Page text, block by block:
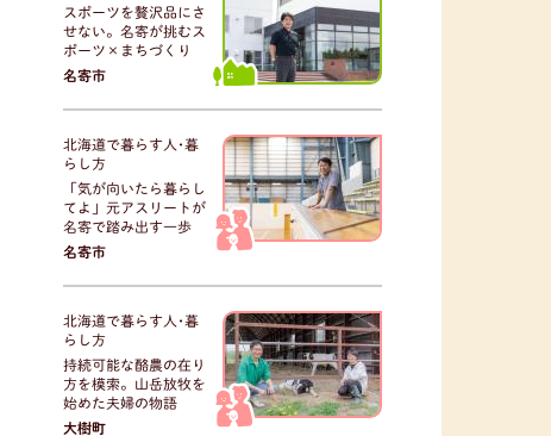
スポーツを贅沢品にさ
せない。名寄が挑むス
ポーツ×まちづくり
名寄市
北海道で暮らす人･暮
らし方
「気が向いたら暮らし
てよ」元アスリートが
名寄で踏み出す一歩
名寄市
北海道で暮らす人･暮
らし方
持続可能な酪農の在り
方を模索。山岳放牧を
始めた夫婦の物語
大樹町